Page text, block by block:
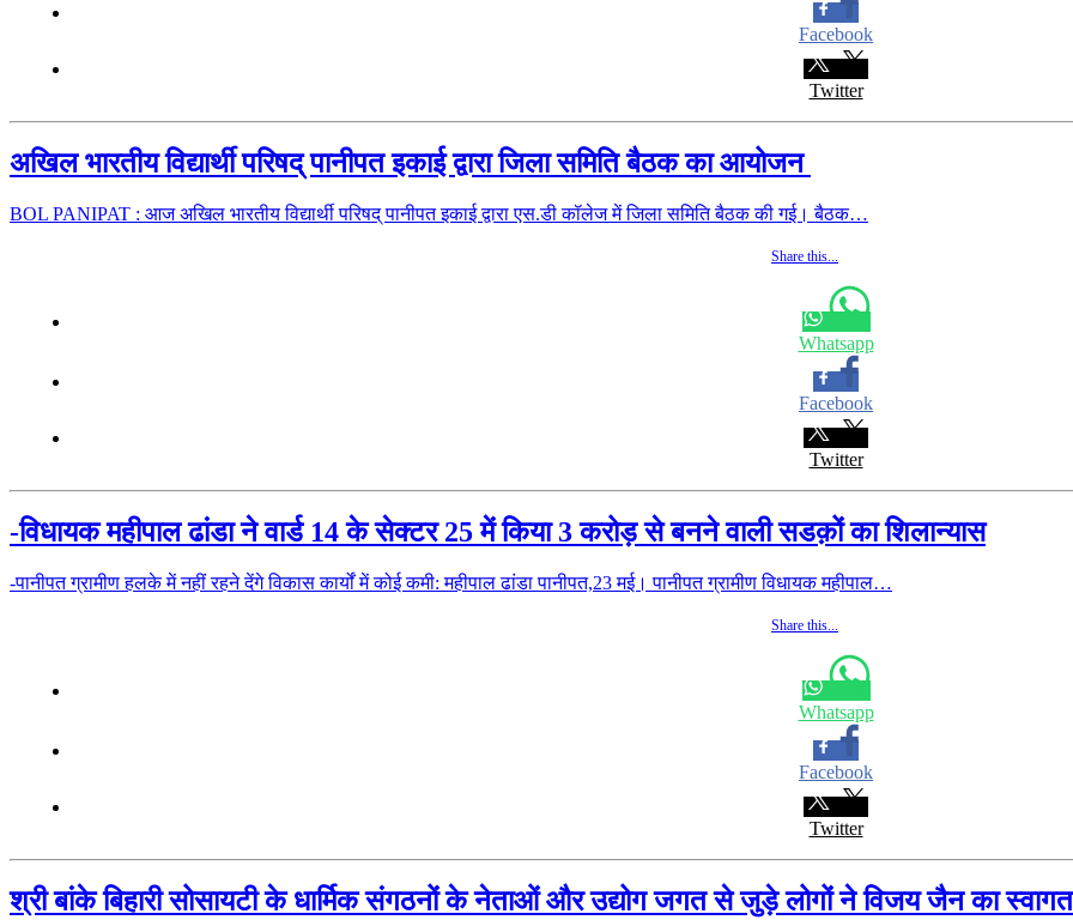
Facebook
Twitter
अखिल भारतीय विद्यार्थी परिषद् पानीपत इकाई द्वारा जिला समिति बैठक का आयोजन
BOL PANIPAT : आज अखिल भारतीय विद्यार्थी परिषद् पानीपत इकाई द्वारा एस.डी कॉलेज में जिला समिति बैठक की गई। बैठक…
Share this...
Whatsapp
Facebook
Twitter
-विधायक महीपाल ढांडा ने वार्ड 14 के सेक्टर 25 में किया 3 करोड़ से बनने वाली सडक़ों का शिलान्यास
-पानीपत ग्रामीण हलके में नहीं रहने देंगे विकास कार्यों में कोई कमी: महीपाल ढांडा पानीपत,23 मई। पानीपत ग्रामीण विधायक महीपाल…
Share this...
Whatsapp
Facebook
Twitter
श्री बांके बिहारी सोसायटी के धार्मिक संगठनों के नेताओं और उद्योग जगत से जुड़े लोगों ने विजय जैन का